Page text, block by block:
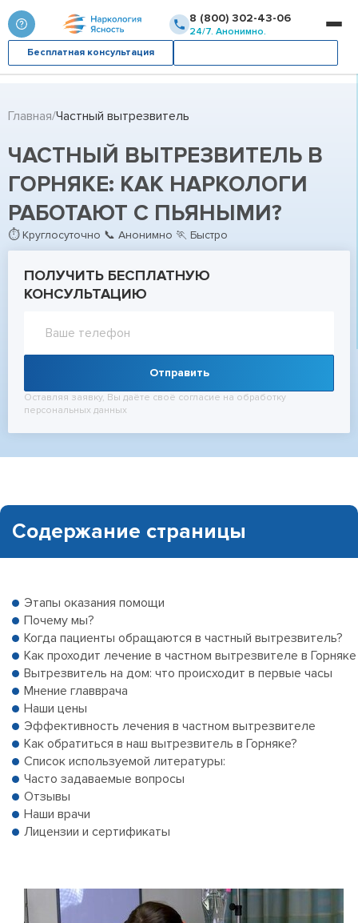
8 (800) 302-43-06
24/7. Анонимно.
Бесплатная консультация
Главная Частный вытрезвитель
ЧАСТНЫЙ ВЫТРЕЗВИТЕЛЬ В
ГОРНЯКЕ: КАК НАРКОЛОГИ
РАБОТАЮТ С ПЬЯНЫМИ?
⏱ Круглосуточно 📞 Анонимно 🏃 Быстро
ПОЛУЧИТЬ БЕСПЛАТНУЮ
КОНСУЛЬТАЦИЮ
Отправить
Оставляя заявку, Вы даёте своё согласие на обработку
персональных данных
Содержание страницы
Этапы оказания помощи
Почему мы?
Когда пациенты обращаются в частный вытрезвитель?
Как проходит лечение в частном вытрезвителе в Горняке
Вытрезвитель на дом: что происходит в первые часы
Мнение главврача
Наши цены
Эффективность лечения в частном вытрезвителе
Как обратиться в наш вытрезвитель в Горняке?
Список используемой литературы:
Часто задаваемые вопросы
Отзывы
Наши врачи
Лицензии и сертификаты